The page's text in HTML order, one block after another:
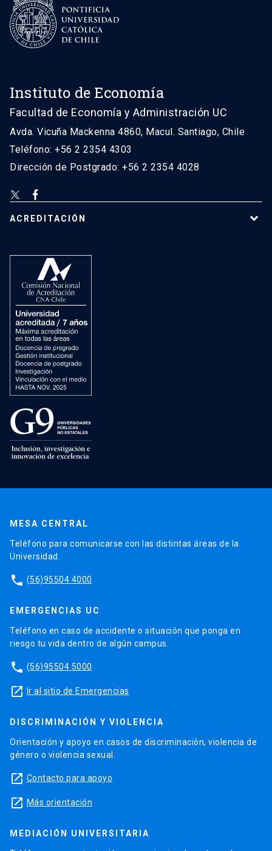
Instituto de Economía
Facultad de Economía y Administración UC
Avda. Vicuña Mackenna 4860, Macul. Santiago, Chile
Teléfono: +56 2 2354 4303
Dirección de Postgrado: +56 2 2354 4028
ACREDITACIÓN
MESA CENTRAL
Teléfono para comunicarse con las distintas áreas de la
Universidad.
phone (56)95504 4000
EMERGENCIAS UC
Teléfono en caso de accidente o situación que ponga en
riesgo tu vida dentro de algún campus.
phone (56)95504 5000
launch Ir al sitio de Emergencias
DISCRIMINACIÓN Y VIOLENCIA
Orientación y apoyo en casos de discriminación, violencia de
género o violencia sexual.
launch Contacto para apoyo
launch Más orientación
MEDIACIÓN UNIVERSITARIA